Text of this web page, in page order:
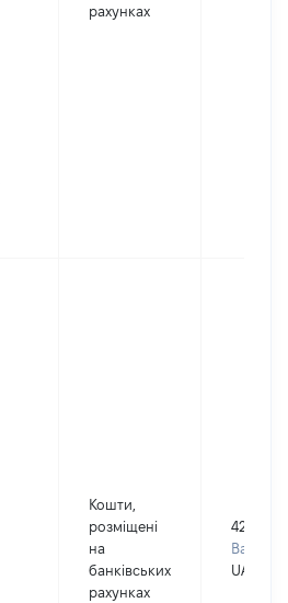
рахунках
Кошти,
розміщені
на
банківських
рахунках
429778
Валюта:
UAH